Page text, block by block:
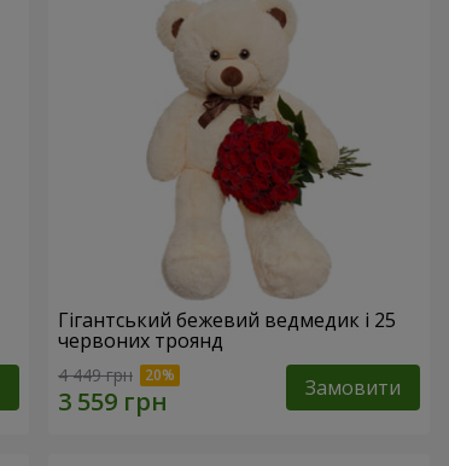
Гігантський бежевий ведмедик і 25
червоних троянд
4 449 грн Замовити